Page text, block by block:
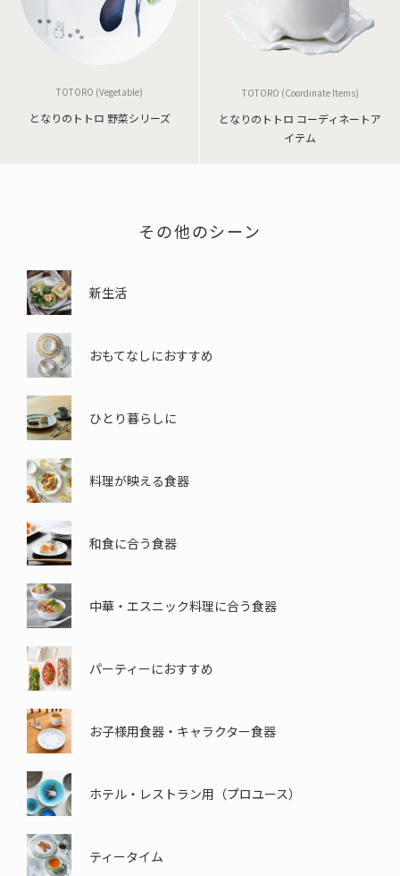
TOTORO (Vegetable)
となりのトトロ 野菜シリーズ
TOTORO (Coordinate Items)
となりのトトロ コーディネートア
イテム
その他のシーン
新生活
おもてなしにおすすめ
ひとり暮らしに
料理が映える食器
和食に合う食器
中華・エスニック料理に合う食器
パーティーにおすすめ
お子様用食器・ キャラクター食器
ホテル・レストラン用 （プロユース）
ティータイム